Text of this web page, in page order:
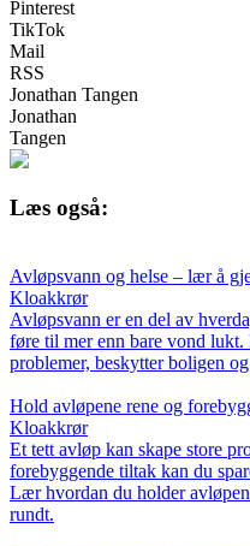
Pinterest
TikTok
Mail
RSS
Jonathan Tangen
Jonathan
Tangen
Læs også:
Avløpsvann og helse – lær å
Kloakkrør
Avløpsvann er en del av
føre til mer enn bare vond
problemer, beskytter boligen
Hold avløpene rene og
Kloakkrør
Et tett avløp kan skape store
forebyggende tiltak kan du
Lær hvordan du holder
rundt.